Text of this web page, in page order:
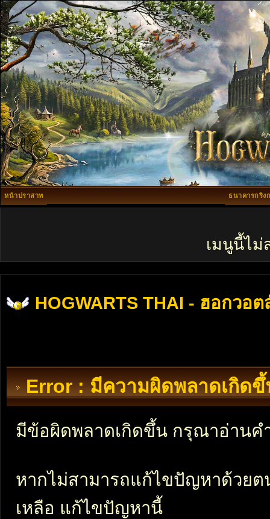
หน้าปราสาท ธนาคารกริง
เมนูนี้ไม่
HOGWARTS THAI - ฮอกวอต
Error : มีความผิดพลาดเกิดขึ้
มีข้อผิดพลาดเกิดขึ้น กรุณาอ่านค
หากไม่สามารถแก้ไขปัญหาด้วย
เหลือ แก้ไขปัญหานี้